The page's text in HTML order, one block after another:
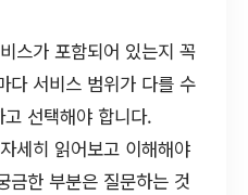
스가 포함되어 있는지 꼭
다 서비스 범위가 다를 수
선택해야 합니다.
세히 읽어보고 이해해야
금한 부분은 질문하는 것